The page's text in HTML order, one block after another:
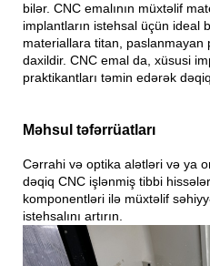
bilər. CNC emalının müxtəlif
implantların istehsal üçün ideal
materiallara titan,
daxildir. CNC emal da, xüsusi
praktikantları təmin edərək
Məhsul təfərrüatları
Cərrahi və optika alətləri və ya
dəqiq CNC işlənmiş tibbi
komponentləri ilə müxtəlif
istehsalını artırın.